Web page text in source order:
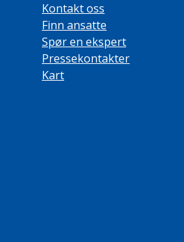
Kontakt oss
Finn ansatte
Spør en ekspert
Pressekontakter
Kart